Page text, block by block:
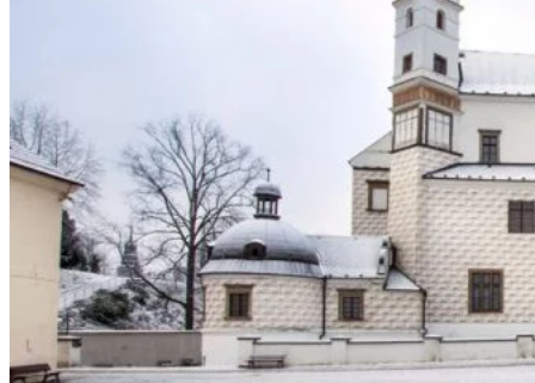
Pobyty
Gastro
Kaviarne
Víno
Kultúra a tradície
Šport a agroturistika
Školstvo
Ekonomika obchod a doprava
Prešovský kraj
Tipy
Výlet
Turistika